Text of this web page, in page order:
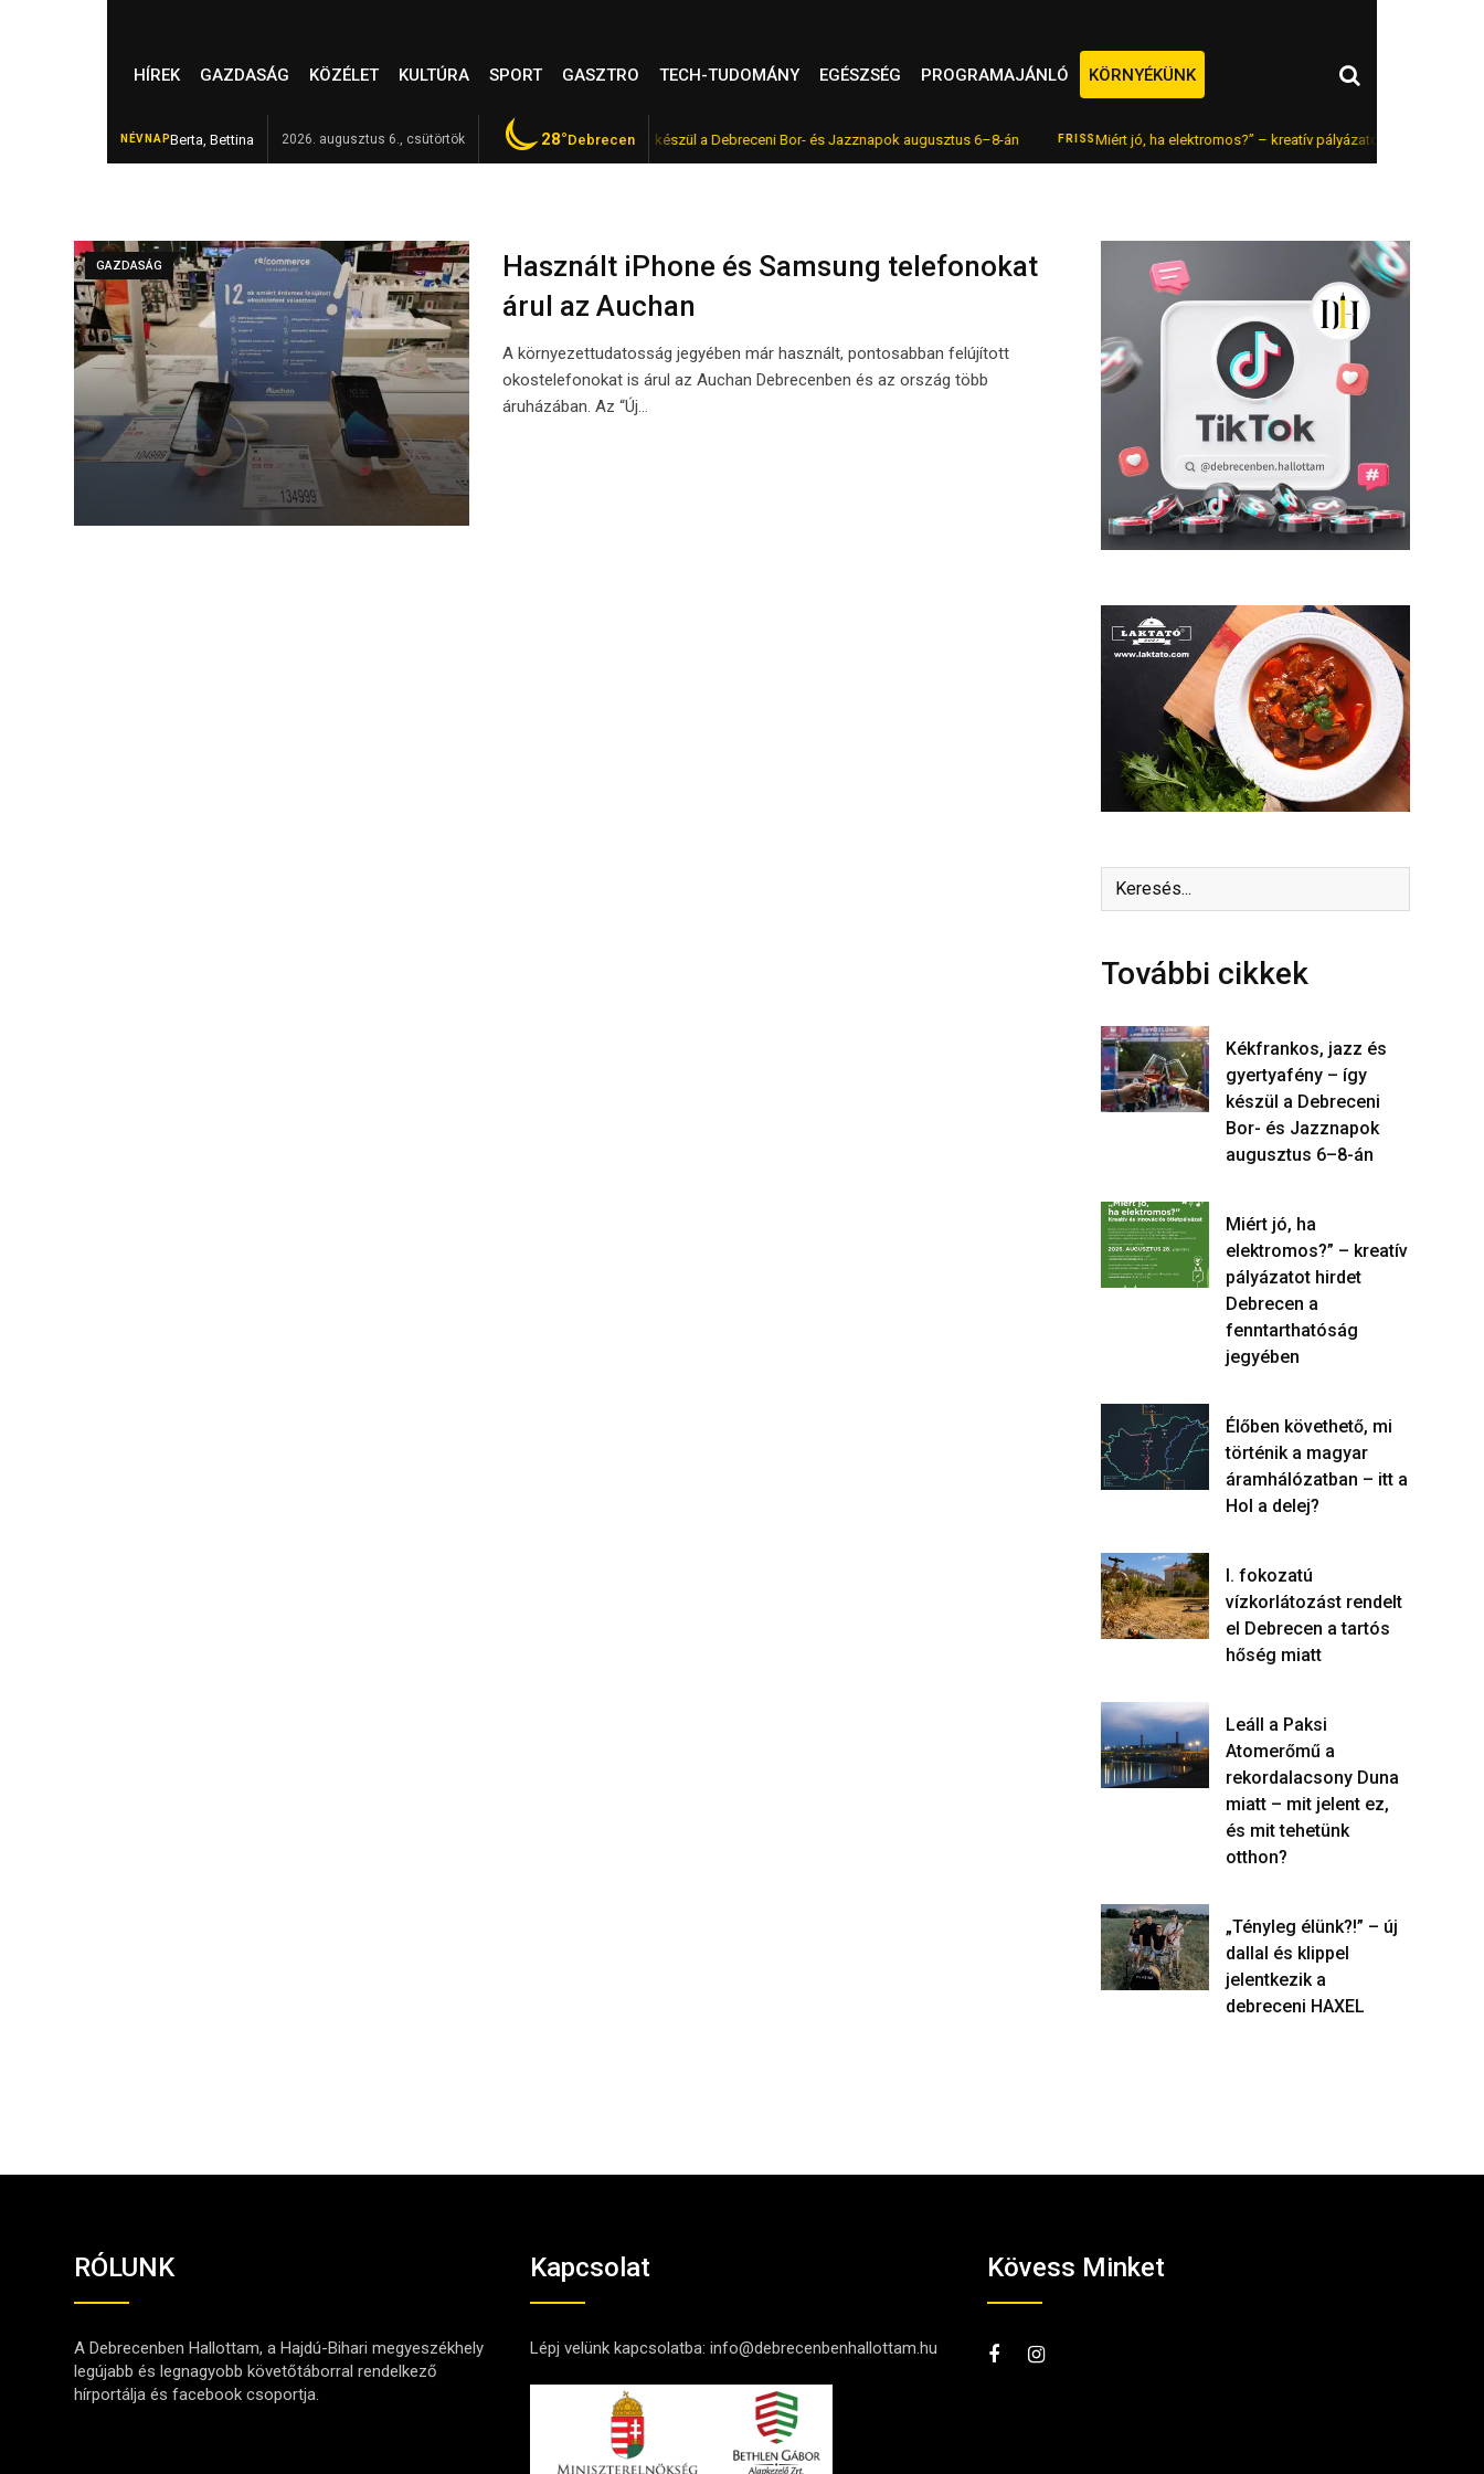
HÍREK GAZDASÁG KÖZÉLET KULTÚRA SPORT GASZTRO TECH-TUDOMÁNY EGÉSZSÉG PROGRAMAJÁNLÓ KÖRNYÉKÜNK
NÉVNAPBerta, Bettina 2026. augusztus 6., csütörtök 28°Debrecen
FRISSKékfrankos, jazz és gyertyafény – így készül a Debreceni Bor- és Jazznapok augusztus 6–8-án FRISS Miért jó, ha elektromos?” – kreatív pályázatot hirdet Debrecen a
GAZDASÁG
Használt iPhone és Samsung telefonokat
árul az Auchan
A környezettudatosság jegyében már használt, pontosabban felújított
okostelefonokat is árul az Auchan Debrecenben és az ország több
áruházában. Az “Új…
További cikkek
Kékfrankos, jazz és
gyertyafény – így
készül a Debreceni
Bor- és Jazznapok
augusztus 6–8-án
Miért jó, ha
elektromos?” – kreatív
pályázatot hirdet
Debrecen a
fenntarthatóság
jegyében
Élőben követhető, mi
történik a magyar
áramhálózatban – itt a
Hol a delej?
I. fokozatú
vízkorlátozást rendelt
el Debrecen a tartós
hőség miatt
Leáll a Paksi
Atomerőmű a
rekordalacsony Duna
miatt – mit jelent ez,
és mit tehetünk
otthon?
„Tényleg élünk?!” – új
dallal és klippel
jelentkezik a
debreceni HAXEL
RÓLUNK
A Debrecenben Hallottam, a Hajdú-Bihari megyeszékhely
legújabb és legnagyobb követőtáborral rendelkező
hírportálja és facebook csoportja.
Kapcsolat
Lépj velünk kapcsolatba:info@debrecenbenhallottam.hu
Kövess Minket